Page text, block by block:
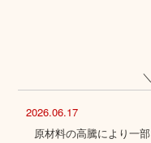
2026.06.17
原材料の高騰により一